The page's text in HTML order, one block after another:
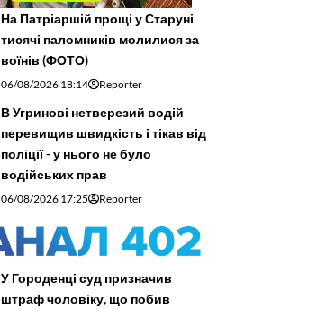
На Патріаршій прощі у Старуні
тисячі паломників молилися за
воїнів (ФОТО)
06/08/2026 18:14 Reporter
В Угринові нетверезий водій
перевищив швидкість і тікав від
поліції - у нього не було
водійських прав
06/08/2026 17:25 Reporter
У Городенці суд призначив
штраф чоловіку, що побив